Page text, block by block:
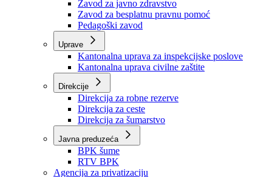
Zavodi
Zavod zdravstvenog osiguranja
Zavod za javno zdravstvo
Zavod za besplatnu pravnu pomoć
Pedagoški zavod
Kantonalna uprava za inspekcijske poslove
Kantonalna uprava civilne zaštite
Direkcije
Direkcija za robne rezerve
Direkcija za ceste
Direkcija za šumarstvo
Javna preduzeća